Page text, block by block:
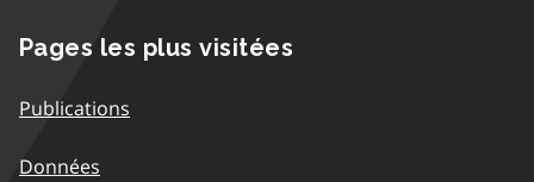
Pages les plus visitées
Publications
Données